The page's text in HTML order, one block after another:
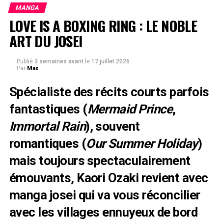
MANGA
LOVE IS A BOXING RING : LE NOBLE
ART DU JOSEI
Publié 3 semaines avant le 17 juillet 2026
Par Max
Spécialiste des récits courts parfois
fantastiques (Mermaid Prince,
Immortal Rain), souvent
romantiques (Our Summer Holiday)
mais toujours spectaculairement
émouvants, Kaori Ozaki revient avec
manga josei qui va vous réconcilier
avec les villages ennuyeux de bord